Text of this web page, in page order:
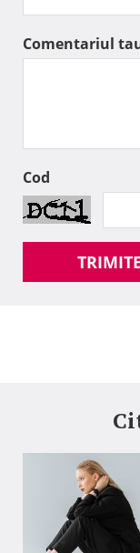
Comentariul
Cod
TRIMITE